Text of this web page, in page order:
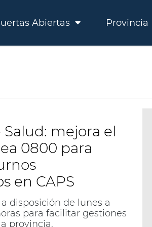
Abiertas Provincia
Salud: mejora el
0800 para
en CAPS
disposición de lunes a
para facilitar gestiones
provincia.